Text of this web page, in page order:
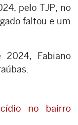
pelo TJP, no
faltou e um
Fabiano
no bairro